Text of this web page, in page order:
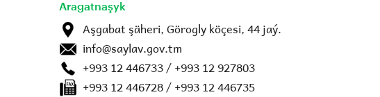
Aragatnaşyk
Aşgabat şäheri, Görogly köçesi, 44 jaý.
info@saylav.gov.tm
+993 12 446733 / +993 12 927803
+993 12 446728 / +993 12 446735